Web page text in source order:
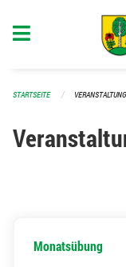
STARTSEITE
Monatsübung